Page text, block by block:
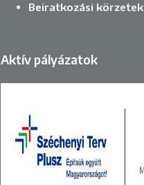
Beiratkozási körzetek
Aktív pályázatok